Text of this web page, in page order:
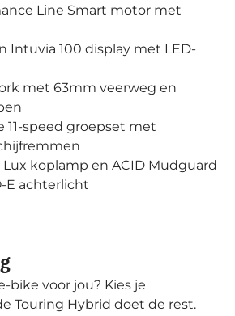
Line Smart motor met
Intuvia 100 display met LED-
met 63mm veerweg en
11-speed groepset met
Lux koplamp en ACID Mudguard
E achterlicht
voor jou? Kies je
Touring Hybrid doet de rest.